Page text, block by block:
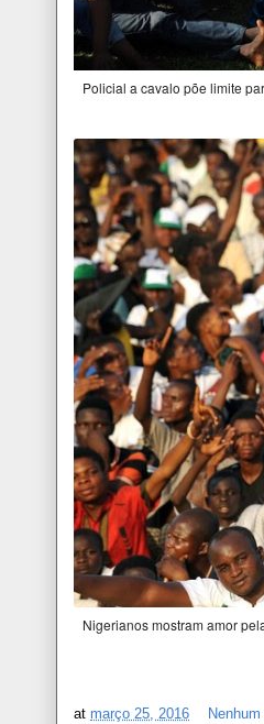
Policial a cavalo põe limite
Nigerianos mostram amor
at março 25, 2016